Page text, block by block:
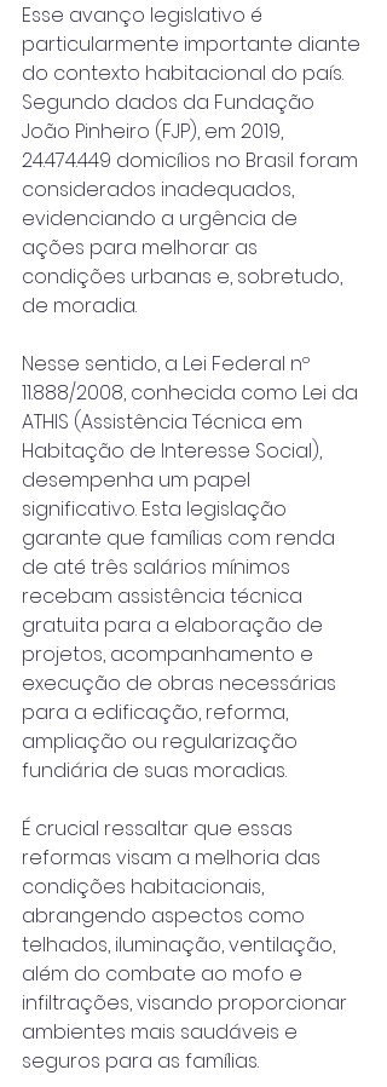
Esse avanço legislativo é
particularmente importante diante
do contexto habitacional do país.
Segundo dados da Fundação
João Pinheiro (FJP), em 2019,
24.474.449 domicílios no Brasil foram
considerados inadequados,
evidenciando a urgência de
ações para melhorar as
condições urbanas e, sobretudo,
de moradia.
Nesse sentido, a Lei Federal nº
11.888/2008, conhecida como Lei da
ATHIS (Assistência Técnica em
Habitação de Interesse Social),
desempenha um papel
significativo. Esta legislação
garante que famílias com renda
de até três salários mínimos
recebam assistência técnica
gratuita para a elaboração de
projetos, acompanhamento e
execução de obras necessárias
para a edificação, reforma,
ampliação ou regularização
fundiária de suas moradias.
É crucial ressaltar que essas
reformas visam a melhoria das
condições habitacionais,
abrangendo aspectos como
telhados, iluminação, ventilação,
além do combate ao mofo e
infiltrações, visando proporcionar
ambientes mais saudáveis e
seguros para as famílias.